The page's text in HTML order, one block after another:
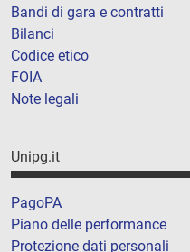
Bandi di gara e contratti
Bilanci
Codice etico
FOIA
Note legali
Unipg.it
PagoPA
Piano delle performance
Protezione dati personali